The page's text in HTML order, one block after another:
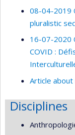
08-04-2019
pluralistic
16-07-2020
COVID :
Article about
Disciplines